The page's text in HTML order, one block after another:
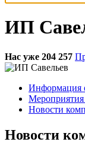
ИП
Нас уже 204 257
Информация
Новости
Новости